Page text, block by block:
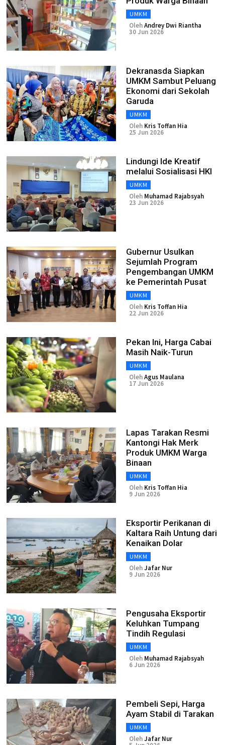
UMKM
OlehAndrey Dwi Riantha
30 Jun 2026
Dekranasda Siapkan
UMKM Sambut Peluang
Ekonomi dari Sekolah
Garuda
UMKM
Oleh Kris Toffan Hia
25 Jun 2026
Lindungi Ide Kreatif
melalui Sosialisasi HKI
UMKM
Oleh Muhamad Rajabsyah
23 Jun 2026
Gubernur Usulkan
Sejumlah Program
Pengembangan UMKM
ke Pemerintah Pusat
UMKM
Oleh Kris Toffan Hia
22 Jun 2026
Pekan Ini, Harga Cabai
Masih Naik-Turun
UMKM
OlehAgus Maulana
17 Jun 2026
Lapas Tarakan Resmi
Kantongi Hak Merk
Produk UMKM Warga
Binaan
UMKM
Oleh Kris Toffan Hia
9 Jun 2026
Eksportir Perikanan di
Kaltara Raih Untung dari
Kenaikan Dolar
UMKM
OlehJafar Nur
9 Jun 2026
Pengusaha Eksportir
Keluhkan Tumpang
Tindih Regulasi
UMKM
Oleh Muhamad Rajabsyah
6 Jun 2026
Pembeli Sepi, Harga
Ayam Stabil di Tarakan
UMKM
OlehJafar Nur